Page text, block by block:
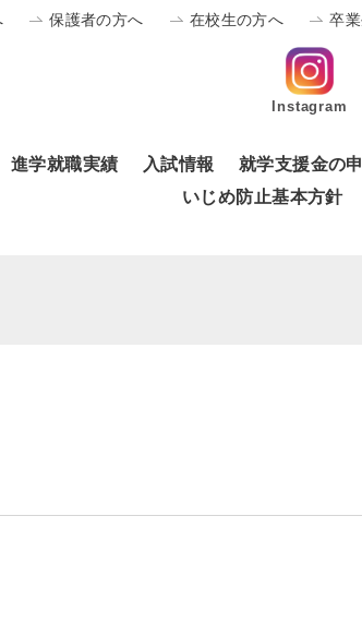
保護者の方へ 在校生の方へ 卒
Instagram
進学就職実績 入試情報 就学支援金の
いじめ防止基本方針